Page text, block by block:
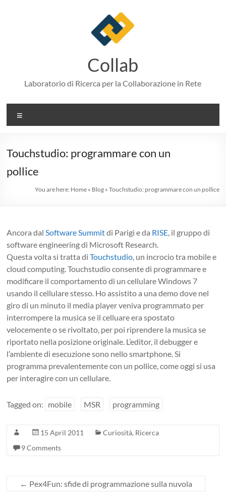
Collab
Laboratorio di Ricerca per la Collaborazione in Rete
Touchstudio: programmare con un
pollice
You are here: Home» Blog» Touchstudio: programmare con un pollice
Ancora dalSoftware Summitdi Parigi e da RISE, il gruppo di
software engineering di Microsoft Research.
Questa volta si tratta diTouchstudio, un incrocio tra mobile e
cloud computing. Touchstudio consente di programmare e
modificare il comportamento di un cellulare Windows 7
usando il cellulare stesso. Ho assistito a una demo dove nel
giro di un minuto il media player veniva programmato per
interrompere la musica se il celluare era spostato
velocemente o se rivoltato, per poi riprendere la musica se
riportato nella posizione originale. L’editor, il debugger e
l’ambiente di esecuzione sono nello smartphone. Si
programma prevalentemente con un pollice, come oggi si usa
per interagire con un cellulare.
Tagged on: mobile MSR programming
15 April 2011 Curiosità, Ricerca
9 Comments
← Pex4Fun: sfide di programmazione sulla nuvola